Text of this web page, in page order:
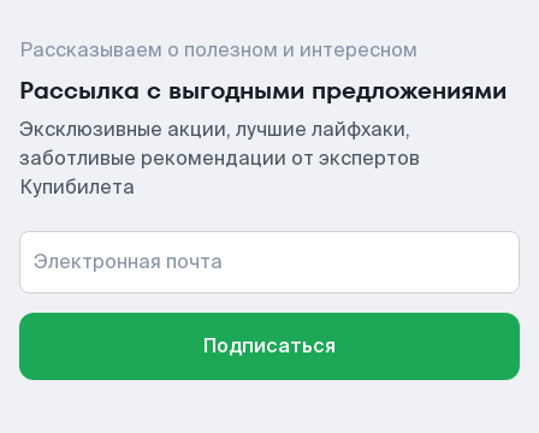
Рассказываем о полезном и интересном
Рассылка с выгодными предложениями
Эксклюзивные акции, лучшие лайфхаки,
заботливые рекомендации от экспертов
Купибилета
Электронная почта
Подписаться